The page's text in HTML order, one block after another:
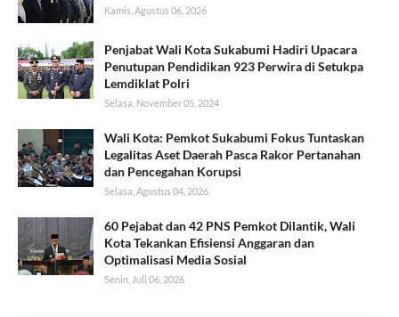
Kamis, Agustus 06, 2026
Penjabat Wali Kota Sukabumi Hadiri Upacara
Penutupan Pendidikan 923 Perwira di Setukpa
Lemdiklat Polri
Selasa, November 05, 2024
Wali Kota: Pemkot Sukabumi Fokus Tuntaskan
Legalitas Aset Daerah Pasca Rakor Pertanahan
dan Pencegahan Korupsi
Selasa, Agustus 04, 2026
60 Pejabat dan 42 PNS Pemkot Dilantik, Wali
Kota Tekankan Efisiensi Anggaran dan
Optimalisasi Media Sosial
Senin, Juli 06, 2026